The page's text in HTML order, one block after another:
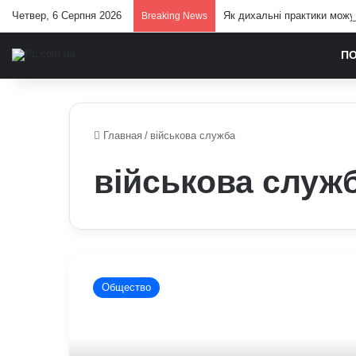
Четвер, 6 Серпня 2026 Breaking News Як дихальні практики
Главная / військова служба
військова
людей
Общество